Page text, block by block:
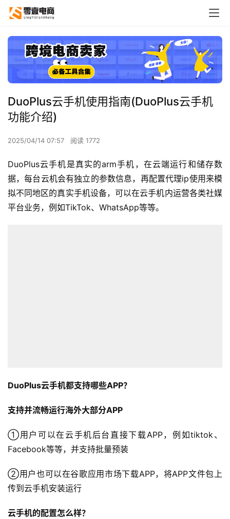
首
页
DuoPlus云手机使用指南(DuoPlus云手机
功能介绍)
2025/04/14 07:57 阅读 1772
DuoPlus云手机是真实的arm手机，在云端运行和储存数
据，每台云机会有独立的参数信息，再配置代理ip使用来模
拟不同地区的真实手机设备，可以在云手机内运营各类社媒
平台业务，例如TikTok、WhatsApp等等。
DuoPlus云手机都支持哪些APP？
支持并流畅运行海外大部分APP
①用户可以在云手机后台直接下载APP，例如tiktok、
Facebook等等，并支持批量预装
②用户也可以在谷歌应用市场下载APP，将APP文件包上
传到云手机安装运行
云手机的配置怎么样？